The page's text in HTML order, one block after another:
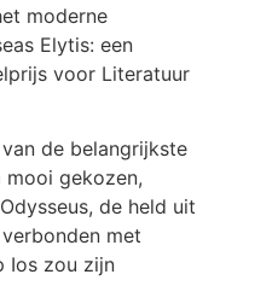
moderne
Elytis: een
voor Literatuur
de belangrijkste
mooi gekozen,
de held uit
met
Ios zou zijn